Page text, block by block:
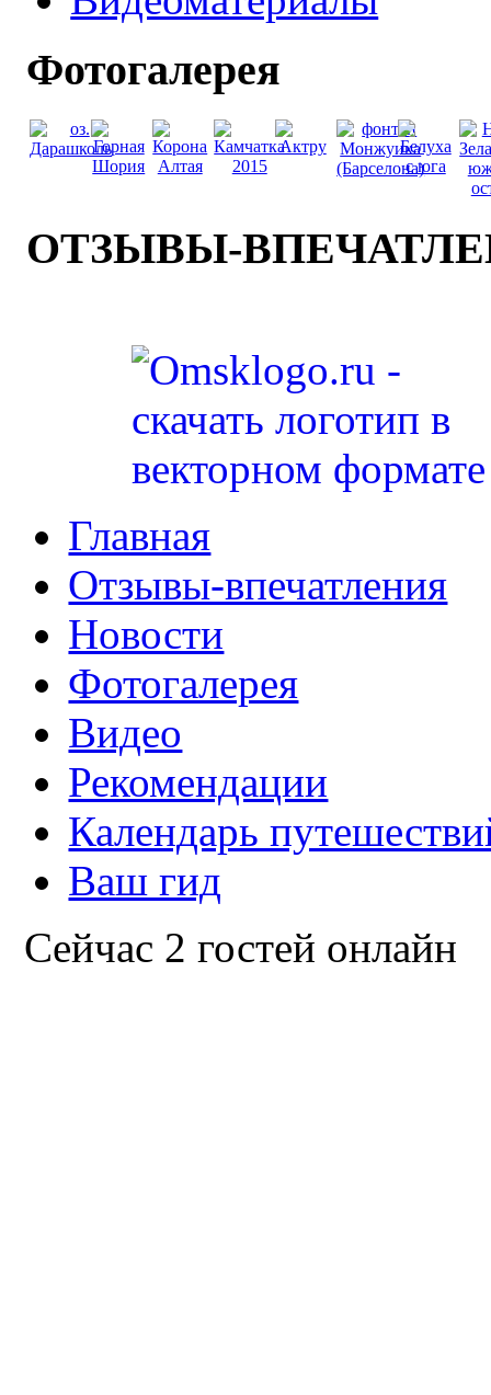
Фотогалерея
ОТЗЫВЫ-
Главная
Отзывы-впечатления
Новости
Фотогалерея
Видео
Рекомендации
Календарь
Ваш гид
Сейчас 2 гостей онлайн